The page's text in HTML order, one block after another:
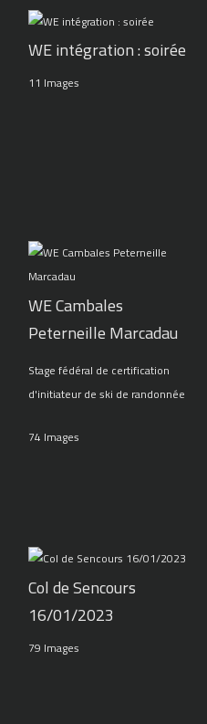
WE intégration : soirée
11 Images
WE Cambales
Peterneille Marcadau
Stage fédéral de certification
d'initiateur de ski de randonnée
74 Images
Col de Sencours
16/01/2023
79 Images